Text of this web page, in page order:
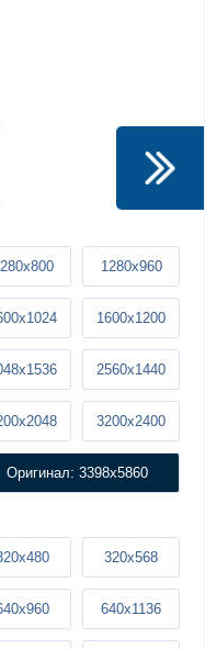
1280x960
1600x1200
2560x1440
3200x2400
Оригинал: 3398x5860
320x568
640x1136